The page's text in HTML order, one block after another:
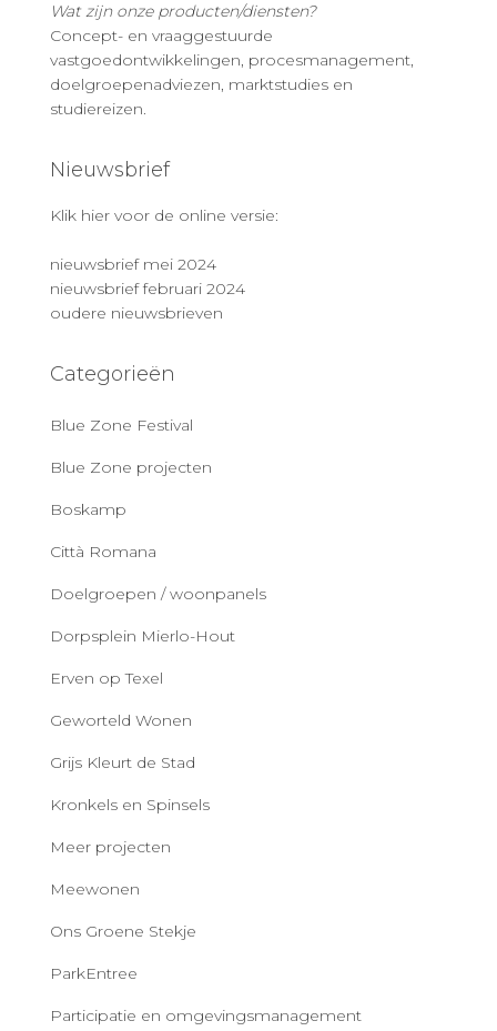
Wat zijn onze producten/diensten?
Concept- en vraaggestuurde
vastgoedontwikkelingen, procesmanagement,
doelgroepenadviezen, marktstudies en
studiereizen.
Nieuwsbrief
Klik hier voor de online versie:
nieuwsbrief mei 2024
nieuwsbrief februari 2024
oudere nieuwsbrieven
Categorieën
Blue Zone Festival
Blue Zone projecten
Boskamp
Città Romana
Doelgroepen / woonpanels
Dorpsplein Mierlo-Hout
Erven op Texel
Geworteld Wonen
Grijs Kleurt de Stad
Kronkels en Spinsels
Meer projecten
Meewonen
Ons Groene Stekje
ParkEntree
Participatie en omgevingsmanagement